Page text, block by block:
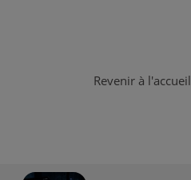
Revenir à l'accueil